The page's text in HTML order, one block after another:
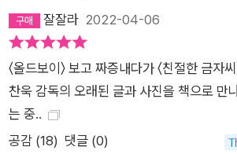
잘잘라 2022-04-06
〈올드보이〉 보고 짜증내다가 〈친절한 금자
찬욱 감독의 오래된 글과 사진을 책으로 만
는 중..
공감 (18) 댓글 (0)